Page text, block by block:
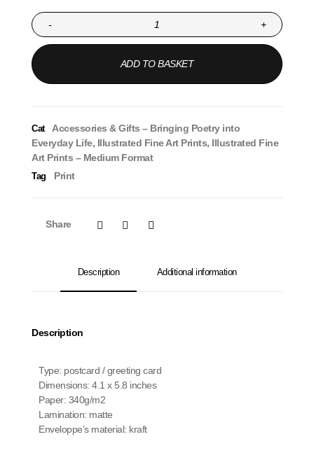
+
-
ADD TO BASKET
Cat
Accessories & Gifts – Bringing Poetry into
Everyday Life, Illustrated Fine Art Prints, Illustrated Fine
Art Prints – Medium Format
Tag Print
Share
Description Additional information
Description
Type: postcard / greeting card
Dimensions: 4.1 x 5.8 inches
Paper: 340g/m2
Lamination: matte
Enveloppe’s material: kraft